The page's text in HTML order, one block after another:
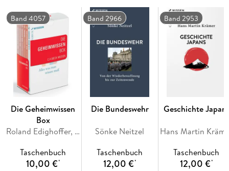
Band 4057
Die Geheimwissen
Box
Roland Edighoffer, Helmut Reinalter, Christoph Auffarth, Wolfgang Behringer, Gerd Schwerhoff
Taschenbuch
10,00 €*
Band 2966
Die Bundeswehr
Sönke Neitzel
Taschenbuch
12,00 €*
Band 2953
Geschichte Japans
Hans Martin
Taschenbuch
12,00 €*